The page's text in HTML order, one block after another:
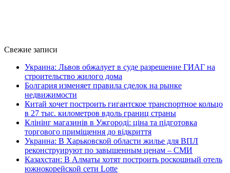
Свежие записи
Украина: Львов обжалует в суде разрешение ГИАГ на
строительство жилого дома
Болгария изменяет правила сделок на рынке
недвижимости
Китай хочет построить гигантское транспортное кольцо
в 27 тыс. километров вдоль границ страны
Клінінг магазинів в Ужгороді: ціна та підготовка
торгового приміщення до відкриття
Украина: В Харьковской области жилье для ВПЛ
реконструируют по завышенным ценам – СМИ
Казахстан: В Алматы хотят построить роскошный отель
южнокорейской сети Lotte